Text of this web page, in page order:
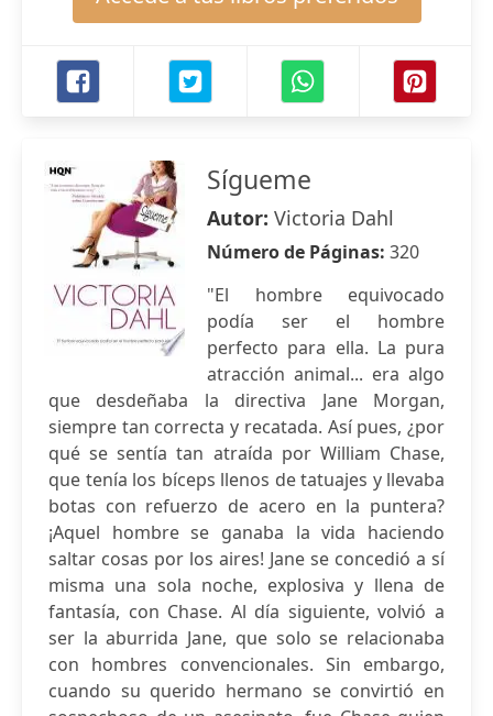
Sígueme
Autor: Victoria Dahl
Número de Páginas: 320
"El hombre equivocado
podía ser el hombre
perfecto para ella. La pura
atracción animal... era algo
que desdeñaba la directiva Jane Morgan,
siempre tan correcta y recatada. Así pues, ¿por
qué se sentía tan atraída por William Chase,
que tenía los bíceps llenos de tatuajes y llevaba
botas con refuerzo de acero en la puntera?
¡Aquel hombre se ganaba la vida haciendo
saltar cosas por los aires! Jane se concedió a sí
misma una sola noche, explosiva y llena de
fantasía, con Chase. Al día siguiente, volvió a
ser la aburrida Jane, que solo se relacionaba
con hombres convencionales. Sin embargo,
cuando su querido hermano se convirtió en